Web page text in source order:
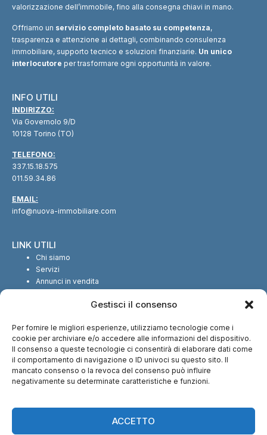
Gestisci il consenso
Per fornire le migliori esperienze, utilizziamo tecnologie come i
cookie per archiviare e/o accedere alle informazioni del dispositivo.
Il consenso a queste tecnologie ci consentirà di elaborare dati come
il comportamento di navigazione o ID univoci su questo sito. Il
mancato consenso o la revoca del consenso può influire
negativamente su determinate caratteristiche e funzioni.
ACCETTO
valorizzazione dell’immobile, fino alla consegna chiavi in mano.
Offriamo un servizio completo basato su competenza,
trasparenza e attenzione ai dettagli, combinando consulenza
immobiliare, supporto tecnico e soluzioni finanziarie. Un unico
interlocutore per trasformare ogni opportunità in valore.
INFO UTILI
INDIRIZZO:
Via Governolo 9/D
10128 Torino (TO)
TELEFONO:
337.15.18.575
011.59.34.86
EMAIL:
info@nuova-immobiliare.com
LINK UTILI
Chi siamo
Servizi
Annunci in vendita
SEGUICI SUI SOCIAL
CI TROVI ANCHE SU: